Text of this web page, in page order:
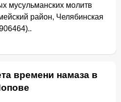
мусульманских молитв
район, Челябинская
времени намаза в